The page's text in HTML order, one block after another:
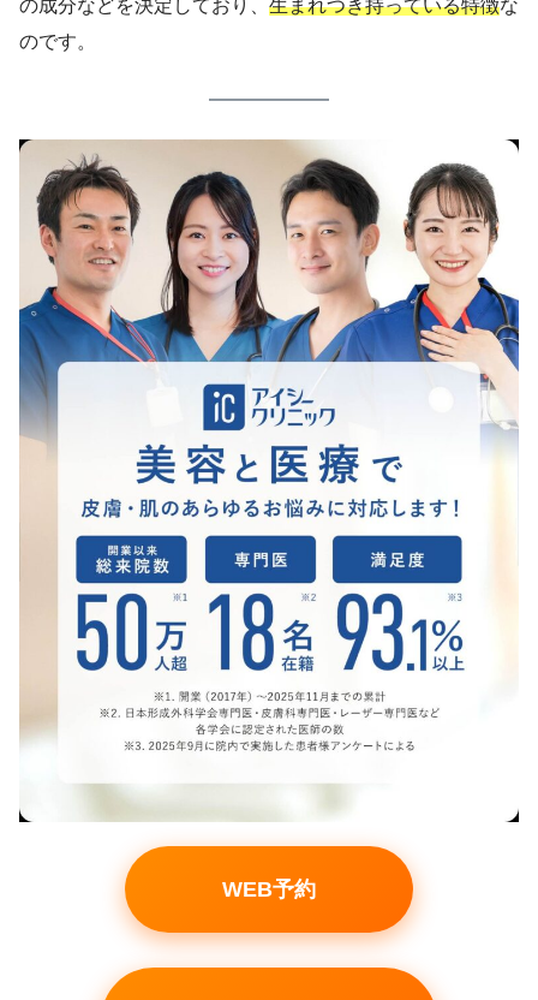
の成分などを決定しており、 生まれつき持っている特徴な
のです。
WEB予約